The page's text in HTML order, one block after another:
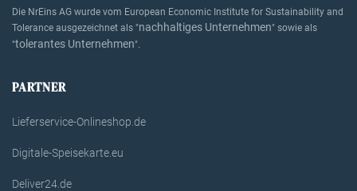
Die NrEins AG wurde vom European Economic Institute for Sustainability and
Tolerance ausgezeichnet als "nachhaltiges Unternehmen" sowie als
"tolerantes Unternehmen".
PARTNER
Lieferservice-Onlineshop.de
Digitale-Speisekarte.eu
Deliver24.de